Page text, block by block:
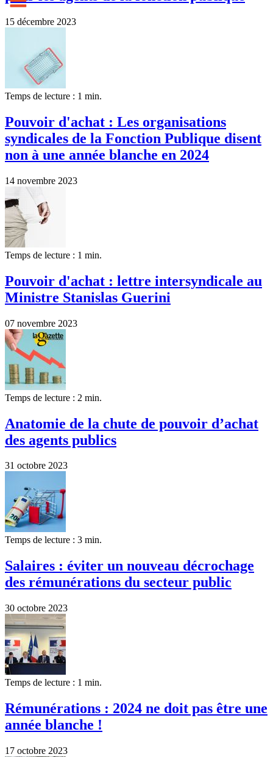
15 décembre 2023
Temps de lecture : 1 min.
Pouvoir d'achat : Les organisations
syndicales de la Fonction Publique disent
non à une année blanche en 2024
14 novembre 2023
Temps de lecture : 1 min.
Pouvoir d'achat : lettre intersyndicale au
Ministre Stanislas Guerini
07 novembre 2023
Temps de lecture : 2 min.
Anatomie de la chute de pouvoir d’achat
des agents publics
31 octobre 2023
Temps de lecture : 3 min.
Salaires : éviter un nouveau décrochage
des rémunérations du secteur public
30 octobre 2023
Temps de lecture : 1 min.
Rémunérations : 2024 ne doit pas être une
année blanche !
17 octobre 2023